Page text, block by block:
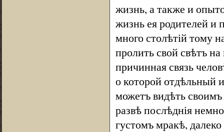
жизнь, а также и
жизнь ея родителей и
много столѣтій тому
пролить свой свѣтъ
причинная связь
о которой отдѣльный
можетъ видѣть своимъ
развѣ послѣднія
густомъ мракѣ,